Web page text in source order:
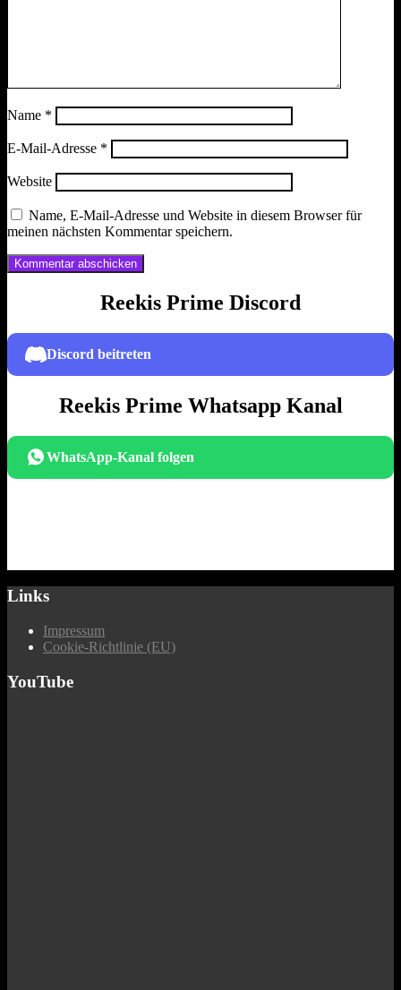
Name *
E-Mail-Adresse *
Website
Name, E-Mail-Adresse und Website in diesem Browser für
meinen nächsten Kommentar speichern.
Reekis Prime Discord
Discord beitreten
Reekis Prime Whatsapp Kanal
WhatsApp-Kanal folgen
Links
Impressum
Cookie-Richtlinie (EU)
YouTube